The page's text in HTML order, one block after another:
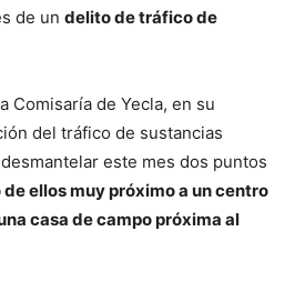
de un delito de tráfico de
Comisaría de Yecla, en su
del tráfico de sustancias
este mes dos puntos
de ellos muy próximo a un centro
casa de campo próxima al